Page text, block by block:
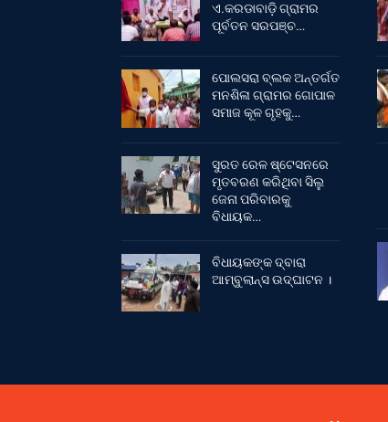
ଏ.କରଡାବାଡ଼ି ଗ୍ରାମର
ପୂର୍ବତନ ସରପଞ୍ଚ…
ପୋଲସରା ବ୍ଲକ ଅନ୍ତର୍ଗତ
ମନଶିଳା ଗ୍ରାମର ଗୋପାଳ
ସମାଜ କୂଳ ଗୃହକୁ…
ସୁରତ ରେଳ ଷ୍ଟେସନରେ
ମୃତବରଣ କରିଥିବା ସିଲୁ
ଜେନା ପରିବାରକୁ
ବିଧାୟକ…
ବିଧାୟକଙ୍କ ଦ୍ବାରା
ଆମ୍ବୁଲାନ୍ସ ଉଦ୍‌ଘାଟନ ।